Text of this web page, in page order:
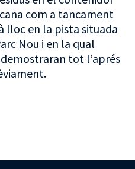
com a tancament
lloc en la pista situada
Nou i en la qual
tot l’aprés